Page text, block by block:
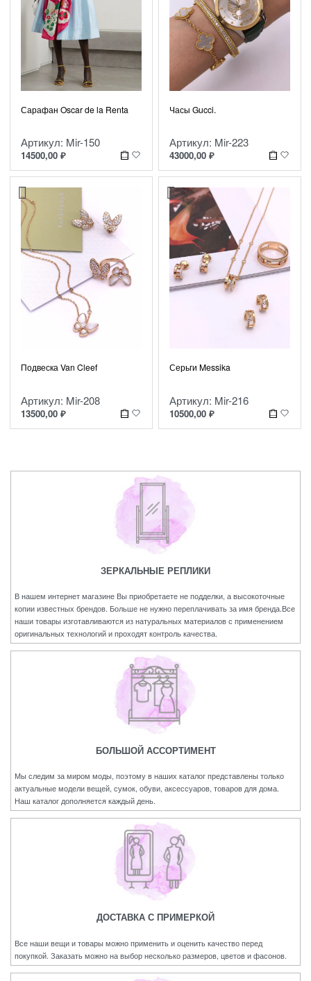
Сарафан Oscar de la Renta
Артикул: Mir-150
14500,00 ₽
Часы Gucci.
Артикул: Mir-223
43000,00 ₽
Подвеска Van Cleef
Артикул: Mir-208
13500,00 ₽
Серьги Messika
Артикул: Mir-216
10500,00 ₽
ЗЕРКАЛЬНЫЕ РЕПЛИКИ
В нашем интернет магазине Вы приобретаете не подделки, а высокоточные
копии известных брендов. Больше не нужно переплачивать за имя бренда.Все
наши товары изготавливаются из натуральных материалов с применением
оригинальных технологий и проходят контроль качества.
БОЛЬШОЙ АССОРТИМЕНТ
Мы следим за миром моды, поэтому в наших каталог представлены только
актуальные модели вещей, сумок, обуви, аксессуаров, товаров для дома.
Наш каталог дополняется каждый день.
ДОСТАВКА С ПРИМЕРКОЙ
Все наши вещи и товары можно применить и оценить качество перед
покупкой. Заказать можно на выбор несколько размеров, цветов и фасонов.